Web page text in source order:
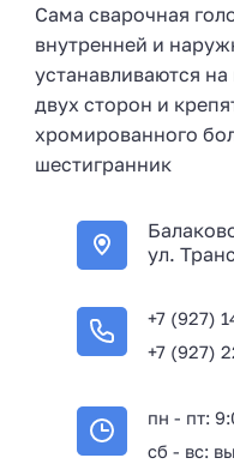
Сама сварочная
внутренней и
устанавливаются
двух сторон и
хромированного
шестигранник
ул.
+7 (927)
+7 (927)
пн - пт:
сб - вс: